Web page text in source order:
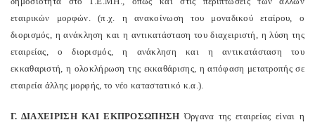
εταιρικών μορφών. (π.χ. η ανακοίνωση του μοναδικού εταίρου, ο
διορισμός, η ανάκληση και η αντικατάσταση του διαχειριστή, η λύση της
εταιρείας, ο διορισμός, η ανάκληση και η αντικατάσταση του
εκκαθαριστή, η ολοκλήρωση της εκκαθάρισης, η απόφαση μετατροπής σε
εταιρεία άλλης μορφής, το νέο καταστατικό κ.α.).
Γ. ΔΙΑΧΕΙΡΙΣΗ ΚΑΙ ΕΚΠΡΟΣΩΠΗΣΗ Όργανα της εταιρείας είναι η